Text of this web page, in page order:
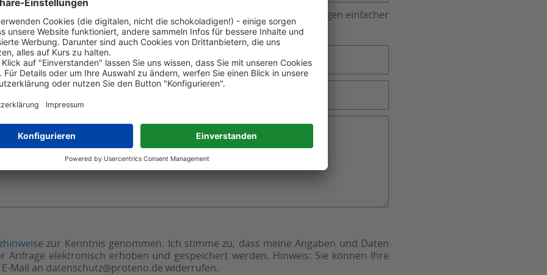
können wir Sie bei eventuellen Rückfragen zu Ihrem Anliegen einfacher
zur Kenntnis genommen. Ich stimme zu, dass meine Angaben und Daten
Anfrage elektronisch erhoben und gespeichert werden. Hinweis: Sie können Ihre
Mail an datenschutz@proteno.de widerrufen.